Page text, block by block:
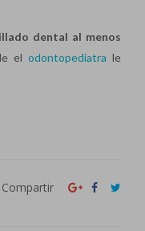
dental al menos
el odontopediatra le
Compartir